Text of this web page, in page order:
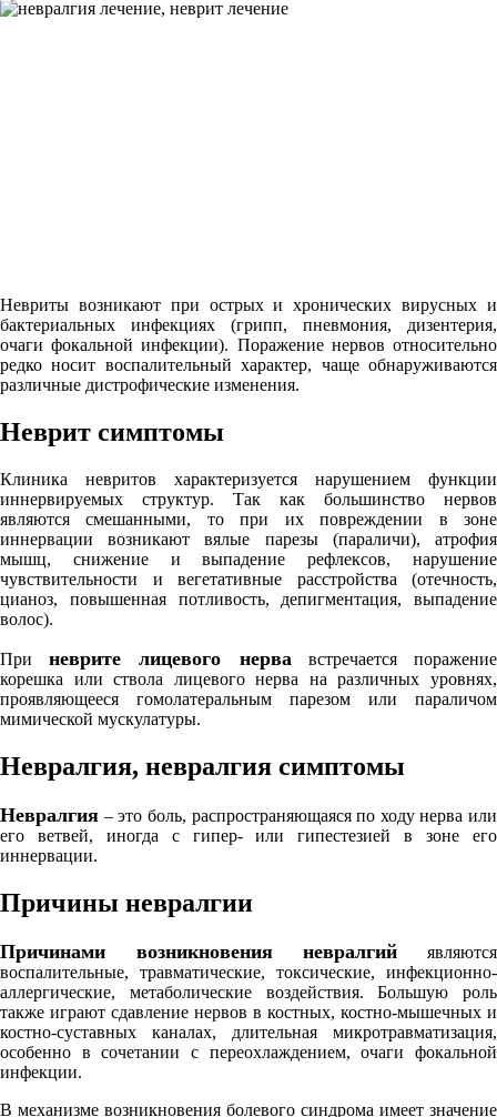
Невриты возникают при острых и хронических вирусных и
бактериальных инфекциях (грипп, пневмония, дизентерия,
очаги фокальной инфекции). Поражение нервов относительно
редко носит воспалительный характер, чаще обнаруживаются
различные дистрофические изменения.
Неврит симптомы
Клиника невритов характеризуется нарушением функции
иннервируемых структур. Так как большинство нервов
являются смешанными, то при их повреждении в зоне
иннервации возникают вялые парезы (параличи), атрофия
мышц, снижение и выпадение рефлексов, нарушение
чувствительности и вегетативные расстройства (отечность,
цианоз, повышенная потливость, депигментация, выпадение
волос).
Приневрите лицевого нерва встречается поражение
корешка или ствола лицевого нерва на различных уровнях,
проявляющееся гомолатеральным парезом или параличом
мимической мускулатуры.
Невралгия, невралгия симптомы
Невралгия – это боль, распространяющаяся по ходу нерва или
его ветвей, иногда с гипер- или гипестезией в зоне его
иннервации.
Причины невралгии
Причинами возникновения невралгий являются
воспалительные, травматические, токсические, инфекционно-
аллергические, метаболические воздействия. Большую роль
также играют сдавление нервов в костных, костно-мышечных и
костно-суставных каналах, длительная микротравматизация,
особенно в сочетании с переохлаждением, очаги фокальной
инфекции.
В механизме возникновения болевого синдрома имеет значение